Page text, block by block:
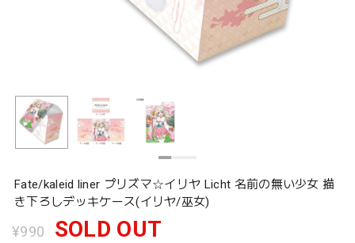
Fate/kaleid liner プリズマ☆イリヤ Licht 名前の無い少女 描
き下ろしデッキケース(イリヤ/巫女)
¥990 SOLD OUT